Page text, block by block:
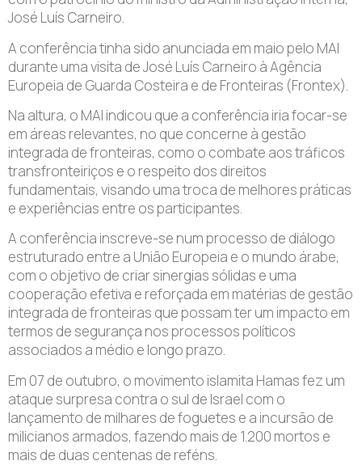
José Luís Carneiro.
A conferência tinha sido anunciada em maio pelo MAI
durante uma visita de José Luís Carneiro à Agência
Europeia de Guarda Costeira e de Fronteiras (Frontex).
Na altura, o MAI indicou que a conferência iria focar-se
em áreas relevantes, no que concerne à gestão
integrada de fronteiras, como o combate aos tráficos
transfronteiriços e o respeito dos direitos
fundamentais, visando uma troca de melhores práticas
e experiências entre os participantes.
A conferência inscreve-se num processo de diálogo
estruturado entre a União Europeia e o mundo árabe,
com o objetivo de criar sinergias sólidas e uma
cooperação efetiva e reforçada em matérias de gestão
integrada de fronteiras que possam ter um impacto em
termos de segurança nos processos políticos
associados a médio e longo prazo.
Em 07 de outubro, o movimento islamita Hamas fez um
ataque surpresa contra o sul de Israel com o
lançamento de milhares de foguetes e a incursão de
milicianos armados, fazendo mais de 1.200 mortos e
mais de duas centenas de reféns.